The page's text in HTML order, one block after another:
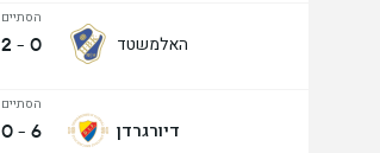
האלמשטד
הסתיים
0
-
2
דיורגרדן
הסתיים
6
-
0